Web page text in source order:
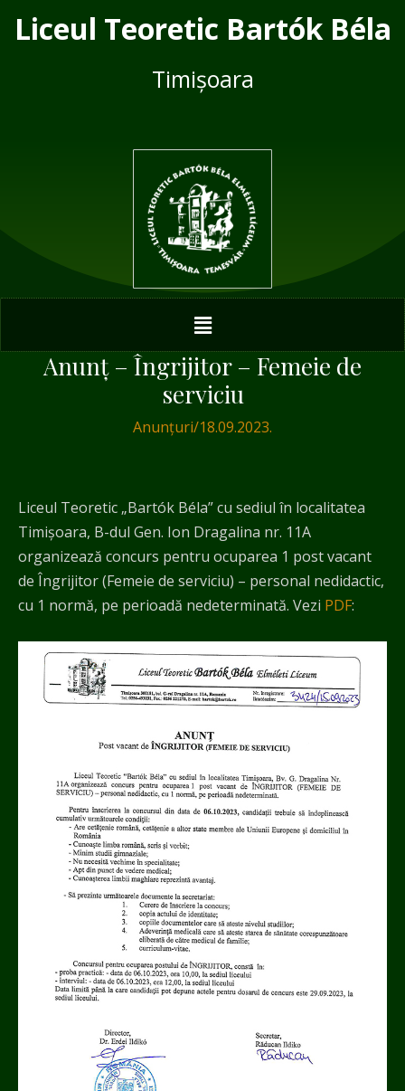
Liceul Teoretic Bartók Béla
Timișoara
Menu
Anunț – Îngrijitor – Femeie de
serviciu
Anunțuri/18.09.2023.
Liceul Teoretic „Bartók Béla” cu sediul în localitatea
Timișoara, B-dul Gen. Ion Dragalina nr. 11A
organizează concurs pentru ocuparea 1 post vacant
de Îngrijitor (Femeie de serviciu) – personal nedidactic,
cu 1 normă, pe perioadă nedeterminată. Vezi PDF:
navigation